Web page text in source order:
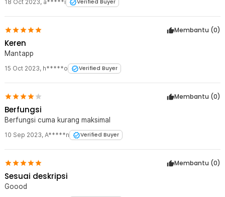
18 Oct 2023, a*****i Verified Buyer
Membantu (0)
Keren
Mantapp
15 Oct 2023, h*****o Verified Buyer
Membantu (0)
Berfungsi
Berfungsi cuma kurang maksimal
10 Sep 2023, A*****n Verified Buyer
Membantu (0)
Sesuai deskripsi
Goood